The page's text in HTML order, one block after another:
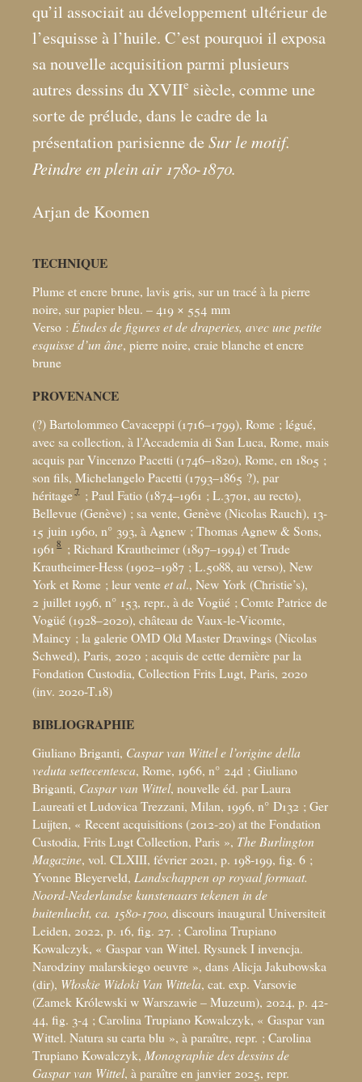
qu’il associait au développement ultérieur de
l’esquisse à l’huile. C’est pourquoi il exposa
sa nouvelle acquisition parmi plusieurs
autres dessins du XVIIe siècle, comme une
sorte de prélude, dans le cadre de la
présentation parisienne deSur le motif.
Peindre en plein air 1780-1870.
Arjan de Koomen
TECHNIQUE
Plume et encre brune, lavis gris, sur un tracé à la pierre
noire, sur papier bleu. – 419 × 554 mm
Verso : Études de figures et de draperies, avec une petite
esquisse d’un âne, pierre noire, craie blanche et encre
brune
PROVENANCE
(?) Bartolommeo Cavaceppi (1716–1799), Rome ; légué,
avec sa collection, à l’Accademia di San Luca, Rome, mais
acquis par Vincenzo Pacetti (1746–1820), Rome, en 1805 ;
son fils, Michelangelo Pacetti (1793–1865 ?), par
héritage7 ; Paul Fatio (1874–1961 ; L.3701, au recto),
Bellevue (Genève) ; sa vente, Genève (Nicolas Rauch), 13-
15 juin 1960, n° 393, à Agnew ; Thomas Agnew & Sons,
1961 8 ; Richard Krautheimer (1897–1994) et Trude
Krautheimer-Hess (1902–1987 ; L.5088, au verso), New
York et Rome ; leur venteet al., New York (Christie’s),
2 juillet 1996, n° 153, repr., à de Vogüé ; Comte Patrice de
Vogüé (1928–2020), château de Vaux-le-Vicomte,
Maincy ; la galerie OMD Old Master Drawings (Nicolas
Schwed), Paris, 2020 ; acquis de cette dernière par la
Fondation Custodia, Collection Frits Lugt, Paris, 2020
(inv. 2020-T.18)
BIBLIOGRAPHIE
Giuliano Briganti, Caspar van Wittel e l’origine della
veduta settecentesca, Rome, 1966, n° 24d ; Giuliano
Briganti, Caspar van Wittel, nouvelle éd. par Laura
Laureati et Ludovica Trezzani, Milan, 1996, n° D132 ; Ger
Luijten, « Recent acquisitions (2012-20) at the Fondation
Custodia, Frits Lugt Collection, Paris », The Burlington
Magazine, vol. CLXIII, février 2021, p. 198-199, fig. 6 ;
Yvonne Bleyerveld, Landschappen op royaal formaat.
Noord-Nederlandse kunstenaars tekenen in de
buitenlucht, ca. 1580-1700, discours inaugural Universiteit
Leiden, 2022, p. 16, fig. 27. ; Carolina Trupiano
Kowalczyk, « Gaspar van Wittel. Rysunek I invencja.
Narodziny malarskiego oeuvre », dans Alicja Jakubowska
(dir), Włoskie Widoki Van Wittela, cat. exp. Varsovie
(Zamek Królewski w Warszawie – Muzeum), 2024, p. 42-
44, fig. 3-4 ; Carolina Trupiano Kowalczyk, « Gaspar van
Wittel. Natura su carta blu », à paraître, repr. ; Carolina
Trupiano Kowalczyk, Monographie des dessins de
Gaspar van Wittel, à paraître en janvier 2025, repr.